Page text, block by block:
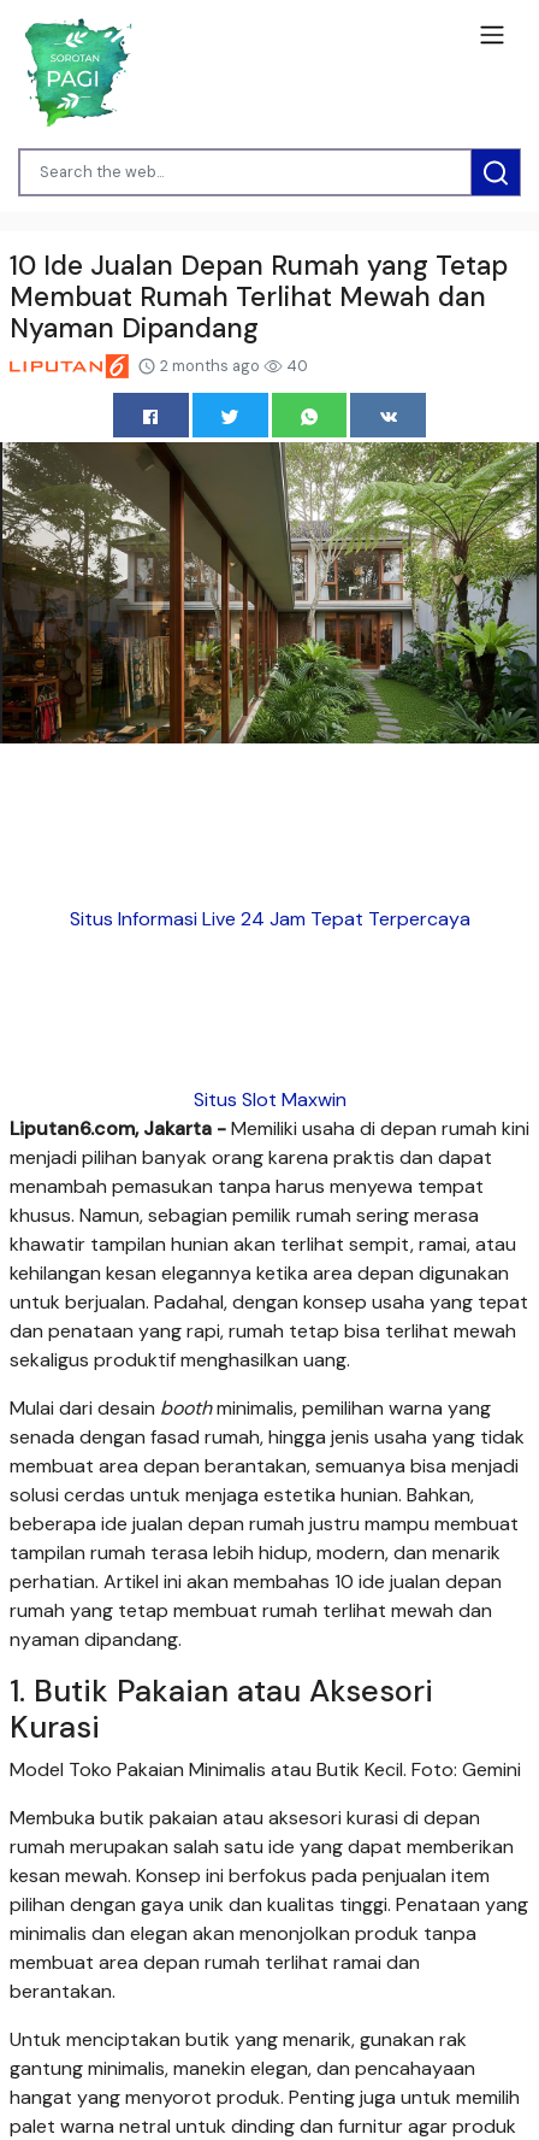
10 Ide Jualan Depan Rumah yang Tetap
Membuat Rumah Terlihat Mewah dan
Nyaman Dipandang
2 months ago 40
Situs Informasi Live 24 Jam Tepat Terpercaya
Situs Slot Maxwin
Liputan6.com, Jakarta -Memiliki usaha di depan rumah kini
menjadi pilihan banyak orang karena praktis dan dapat
menambah pemasukan tanpa harus menyewa tempat
khusus. Namun, sebagian pemilik rumah sering merasa
khawatir tampilan hunian akan terlihat sempit, ramai, atau
kehilangan kesan elegannya ketika area depan digunakan
untuk berjualan. Padahal, dengan konsep usaha yang tepat
dan penataan yang rapi, rumah tetap bisa terlihat mewah
sekaligus produktif menghasilkan uang.
Mulai dari desain boothminimalis, pemilihan warna yang
senada dengan fasad rumah, hingga jenis usaha yang tidak
membuat area depan berantakan, semuanya bisa menjadi
solusi cerdas untuk menjaga estetika hunian. Bahkan,
beberapa ide jualan depan rumah justru mampu membuat
tampilan rumah terasa lebih hidup, modern, dan menarik
perhatian. Artikel ini akan membahas 10 ide jualan depan
rumah yang tetap membuat rumah terlihat mewah dan
nyaman dipandang.
1. Butik Pakaian atau Aksesori
Kurasi
Model Toko Pakaian Minimalis atau Butik Kecil. Foto: Gemini
Membuka butik pakaian atau aksesori kurasi di depan
rumah merupakan salah satu ide yang dapat memberikan
kesan mewah. Konsep ini berfokus pada penjualan item
pilihan dengan gaya unik dan kualitas tinggi. Penataan yang
minimalis dan elegan akan menonjolkan produk tanpa
membuat area depan rumah terlihat ramai dan
berantakan.
Untuk menciptakan butik yang menarik, gunakan rak
gantung minimalis, manekin elegan, dan pencahayaan
hangat yang menyorot produk. Penting juga untuk memilih
palet warna netral untuk dinding dan furnitur agar produk